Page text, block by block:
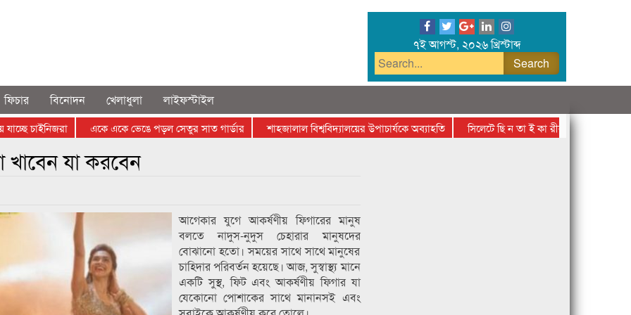
৭ই আগস্ট, ২০২৬ খ্রিস্টাব্দ
ফিচার বিনোদন খেলাধুলা
লাইফস্টাইল
চাইনিজরা একে একে ভেঙে পড়ল সেতুর সাত গার্ডার শাহজালাল বিশ্ববিদ্যালয়ের উপাচার্যকে অব্যাহতি
সিলেটে ছি ন তা ই কা রীর হাতে প্রাণ গেল র‌্যাব
খাবেন যা করবেন
আগেকার যুগে আকর্ষণীয় ফিগারের মানুষ
বলতে নাদুস-নুদুস চেহারার মানুষদের
বোঝানো হতো। সময়ের সাথে সাথে মানুষের
চাহিদার পরিবর্তন হয়েছে। আজ, সুস্বাস্থ্য মানে
একটি সুস্থ, ফিট এবং আকর্ষণীয় ফিগার যা
যেকোনো পোশাকের সাথে মানানসই এবং